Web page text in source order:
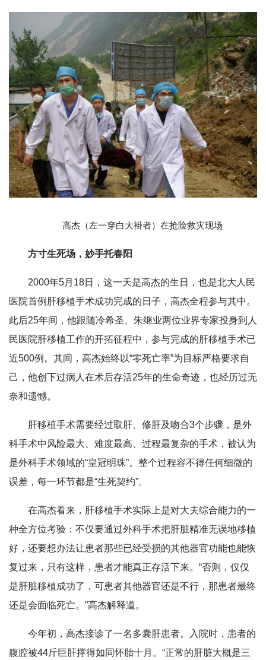
高杰（左一穿白大褂者）在抢险救灾现场
方寸生死场，妙手托春阳
2000年5月18日，这一天是高杰的生日，也是北大人民
医院首例肝移植手术成功完成的日子，高杰全程参与其中。
此后25年间，他跟随冷希圣、朱继业两位业界专家投身到人
民医院肝移植工作的开拓征程中，参与完成的肝移植手术已
近500例。其间，高杰始终以“零死亡率”为目标严格要求自
己，他创下过病人在术后存活25年的生命奇迹，也经历过无
奈和遗憾。
肝移植手术需要经过取肝、修肝及吻合3个步骤，是外
科手术中风险最大、难度最高、过程最复杂的手术，被认为
是外科手术领域的“皇冠明珠”。整个过程容不得任何细微的
误差，每一环节都是“生死契约”。
在高杰看来，肝移植手术实际上是对大夫综合能力的一
种全方位考验：不仅要通过外科手术把肝脏精准无误地移植
好，还要想办法让患者那些已经受损的其他器官功能也能恢
复过来，只有这样，患者才能真正存活下来。“否则，仅仅
是肝脏移植成功了，可患者其他器官还是不行，那患者最终
还是会面临死亡。”高杰解释道。
今年初，高杰接诊了一名多囊肝患者。入院时，患者的
腹腔被44斤巨肝撑得如同怀胎十月。“正常的肝脏大概是三